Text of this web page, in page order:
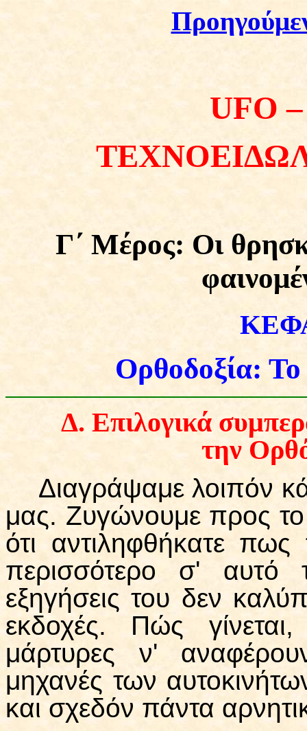
UFO –
Γ΄ Μέρος: Οι
Ορθοδοξία: Το
Δ. Επιλογικά
την
Διαγράψαμε λοιπόν
μας. Ζυγώνουμε προς το
ότι αντιληφθήκατε
περισσότερο σ' αυτό
εξηγήσεις του δεν
εκδοχές. Πώς
μάρτυρες ν'
μηχανές των
και σχεδόν πάντα